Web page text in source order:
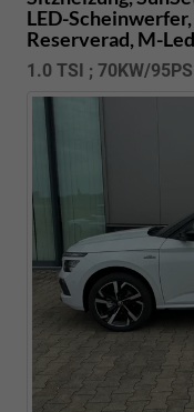
LED-
Reserverad, M-
1.0 TSI ; 70KW/